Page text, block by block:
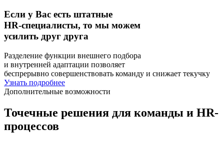
Если у Вас есть штатные
HR-специалисты, то мы можем
усилить друг друга
Разделение функции внешнего подбора
и внутренней адаптации позволяет
беспрерывно совершенствовать команду и снижает текучку
Узнать подробнее
Дополнительные возможности
Точечные решения для команды и HR-
процессов